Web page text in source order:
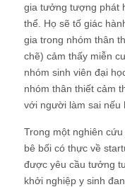
gia tưởng tượng phát
thể. Họ sẽ tố giác
gia trong nhóm thân
chẽ) cảm thấy miễn
nhóm sinh viên đại
nhóm thân thiết cảm
với người làm sai nếu
Trong một nghiên
bê bối có thực về
được yêu cầu tưởng
khởi nghiệp y sinh